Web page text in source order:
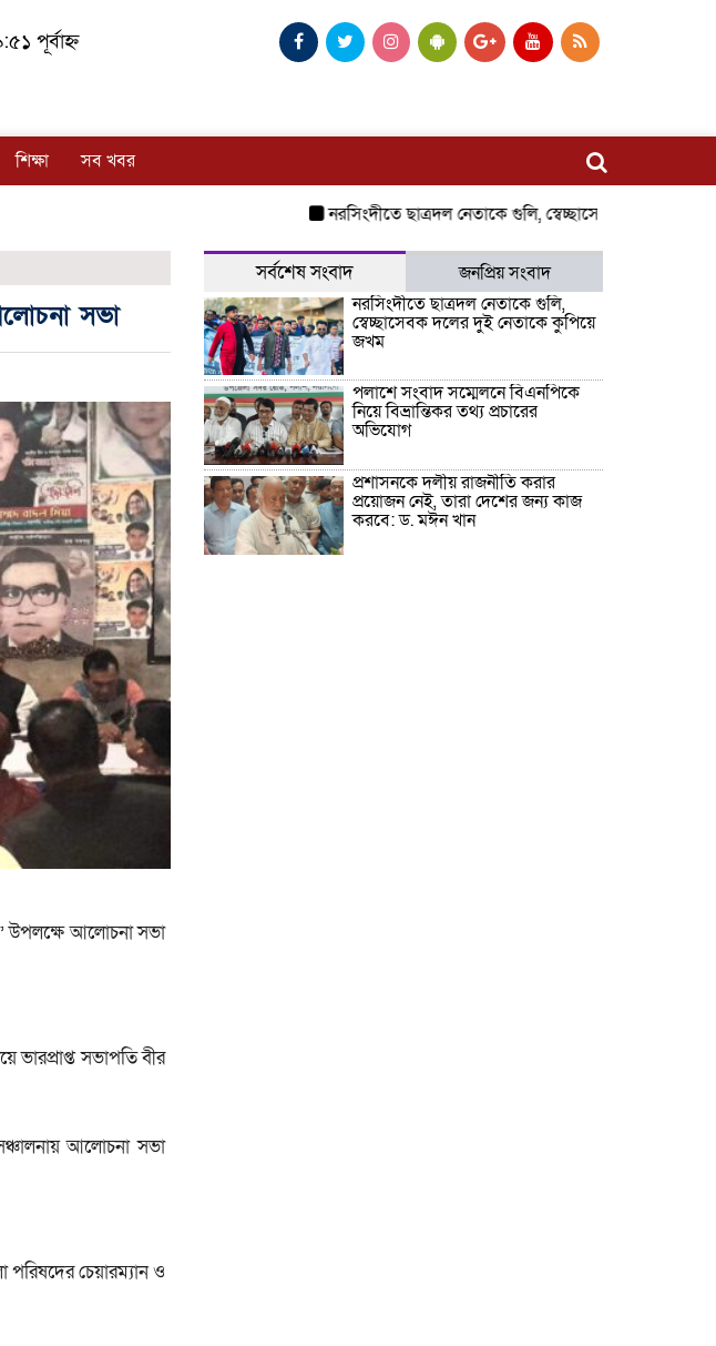
পূর্বাহ্ন
শিক্ষা সব খবর
নরসিংদীতে ছাত্রদল নেতাকে গুলি, স্বেচ্ছাসেবক দলের দুই
সভা
উপলক্ষে আলোচনা সভা
ভারপ্রাপ্ত সভাপতি বীর
আলোচনা সভা
চেয়ারম্যান ও
সর্বশেষ সংবাদ
জনপ্রিয় সংবাদ
নরসিংদীতে ছাত্রদল নেতাকে গুলি,
স্বেচ্ছাসেবক দলের দুই নেতাকে কুপিয়ে
জখম
পলাশে সংবাদ সম্মেলনে বিএনপিকে
নিয়ে বিভ্রান্তিকর তথ্য প্রচারের
অভিযোগ
প্রশাসনকে দলীয় রাজনীতি করার
প্রয়োজন নেই, তারা দেশের জন্য কাজ
করবে: ড. মঈন খান